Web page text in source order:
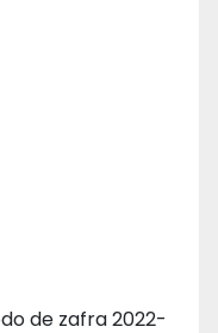
de zafra 2022-